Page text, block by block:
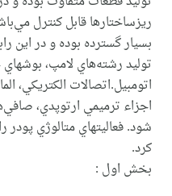
ريزساختارها قابل كنترل
بسيار گسترده بوده و در اين
توليد رشته‌هاي لامپ،
اتومبيل.اتصالات الكتريكي،‌
اجزاء ترميمي ارتوپدي،
شود. فعاليتهاي متالوژي
كرد.
بخش اول :